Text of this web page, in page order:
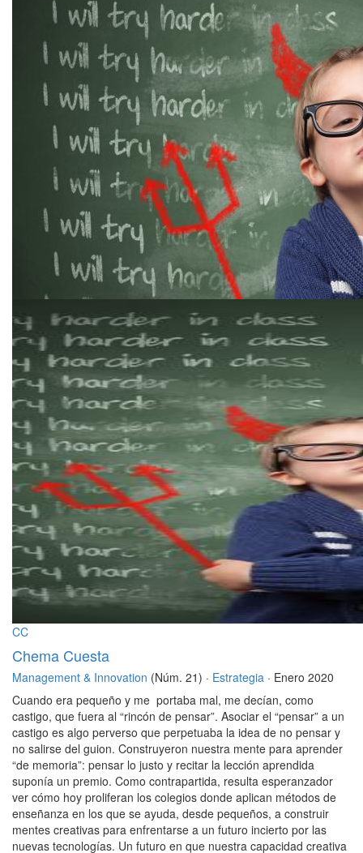
CC
Chema Cuesta
Management & Innovation (Núm. 21) · Estrategia · Enero 2020
Cuando era pequeño y me portaba mal, me decían, como
castigo, que fuera al “rincón de pensar”. Asociar el “pensar” a un
castigo es algo perverso que perpetuaba la idea de no pensar y
no salirse del guion. Construyeron nuestra mente para aprender
“de memoria”: pensar lo justo y recitar la lección aprendida
suponía un premio. Como contrapartida, resulta esperanzador
ver cómo hoy proliferan los colegios donde aplican métodos de
enseñanza en los que se ayuda, desde pequeños, a construir
mentes creativas para enfrentarse a un futuro incierto por las
nuevas tecnologías. Un futuro en que nuestra capacidad creativa